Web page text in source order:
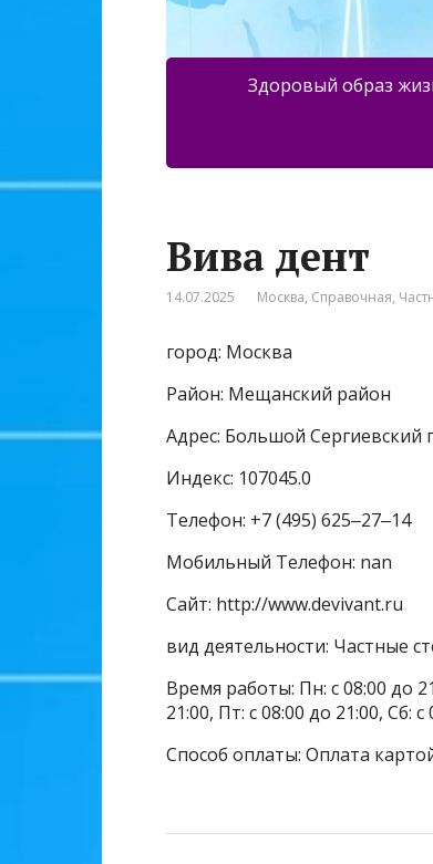
Здоровый образ
Вива дент
14.07.2025 Москва, Справочная,
город: Москва
Район: Мещанский район
Адрес: Большой Сергиевский
Индекс: 107045.0
Телефон: +7 (495) 625‒27‒14
Мобильный Телефон: nan
Сайт: http://www.devivant.ru
вид деятельности: Частные
Время работы: Пн: с 08:00 до
21:00, Пт: с 08:00 до 21:00, Сб:
Способ оплаты: Оплата